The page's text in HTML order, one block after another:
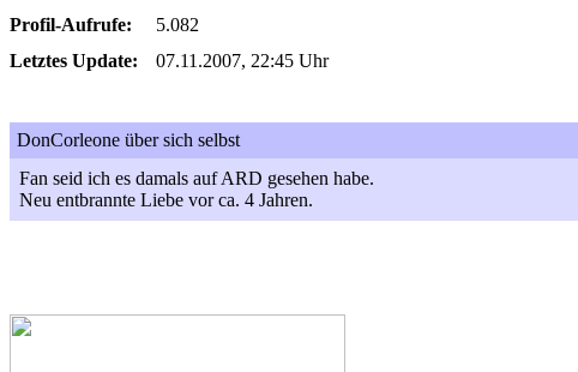
Profil-Aufrufe:
5.082
Letztes Update:
07.11.2007, 22:45 Uhr
DonCorleone über sich selbst
Fan seid ich es damals auf ARD gesehen habe.
Neu entbrannte Liebe vor ca. 4 Jahren.